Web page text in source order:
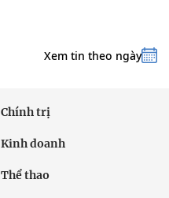
Xem tin theo ngày
Chính trị
Kinh doanh
Thể thao